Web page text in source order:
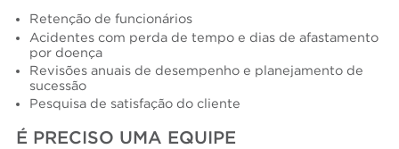
Retenção de funcionários
Acidentes com perda de tempo e dias de afastamento
por doença
Revisões anuais de desempenho e planejamento de
sucessão
Pesquisa de satisfação do cliente
É PRECISO UMA EQUIPE